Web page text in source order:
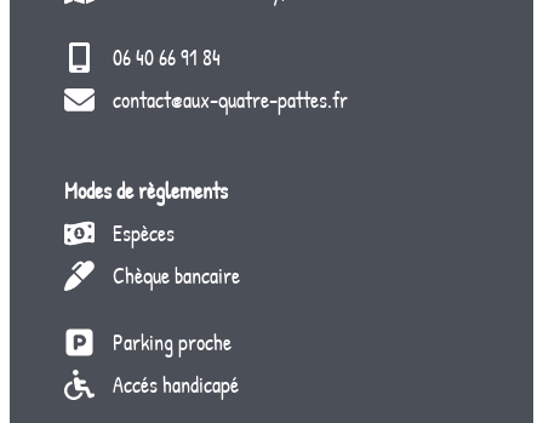
06 40 66 91 84
contact@aux-quatre-pattes.fr
Modes de règlements
Espèces
Chèque bancaire
Parking proche
Accés handicapé